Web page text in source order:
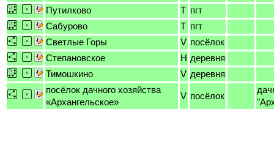
Путилково
T пгт
Сабурово
T пгт
Светлые Горы
V посёлок
Степановское
H деревня
Тимошкино
V деревня
посёлок дачного хозяйства
«Архангельское»
V посёлок